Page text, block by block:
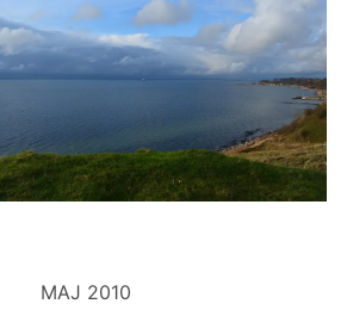
MAJ 2010